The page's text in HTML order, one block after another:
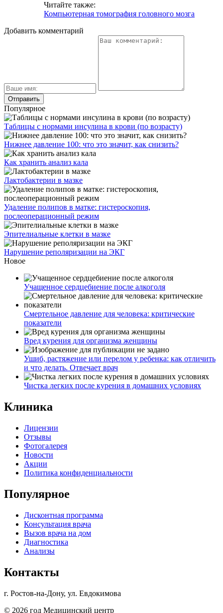
Читайте также:
Компьютерная томография головного мозга
Добавить комментарий
Популярное
Таблицы с нормами инсулина в крови (по возрасту)
Нижнее давление 100: что это значит, как снизить?
Как хранить анализ кала
Лактобактерии в мазке
Удаление полипов в матке: гистероскопия,
послеоперационный режим
Эпителиальные клетки в мазке
Нарушение реполяризации на ЭКГ
Новое
Учащенное сердцебиение после алкоголя
Смертельное давление для человека: критические
показатели
Вред курения для организма женщины
Ушиб, растяжение или перелом у ребенка: как отличить
и что делать. Отвечает врач
Чистка легких после курения в домашних условиях
Клиника
Лицензии
Отзывы
Фотогалерея
Новости
Акции
Политика конфиденциальности
Популярное
Дисконтная программа
Консультация врача
Вызов врача на дом
Диагностика
Анализы
Контакты
г. Ростов-на-Дону, ул. Евдокимова
© 2026 год Медицинский центр